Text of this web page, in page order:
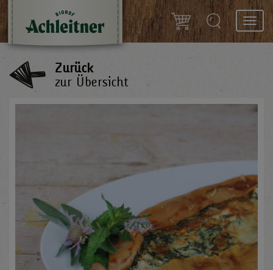
Zurück
zur Übersicht